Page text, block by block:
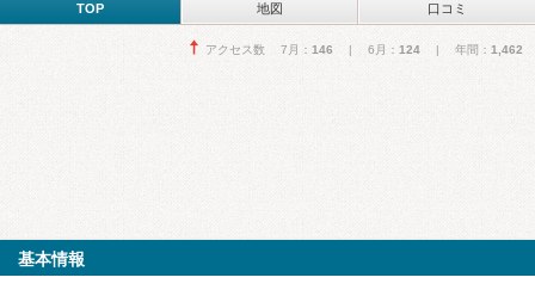
TOP 地図 口コミ
アクセス数 7月： 146 | 6月： 124 | 年間： 1,462
基本情報